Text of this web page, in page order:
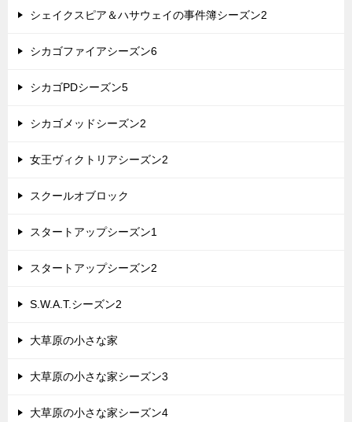
シェイクスピア＆ハサウェイの事件簿シーズン2
シカゴファイアシーズン6
シカゴPDシーズン5
シカゴメッドシーズン2
女王ヴィクトリアシーズン2
スクールオブロック
スタートアップシーズン1
スタートアップシーズン2
S.W.A.T.シーズン2
大草原の小さな家
大草原の小さな家シーズン3
大草原の小さな家シーズン4